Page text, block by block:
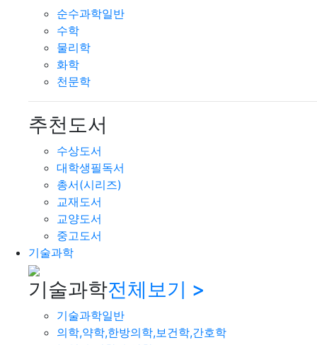
순수과학일반
수학
물리학
화학
천문학
추천도서
수상도서
대학생필독서
총서(시리즈)
교재도서
교양도서
중고도서
기술과학
기술과학전체보기 >
기술과학일반
의학,약학,한방의학,보건학,간호학